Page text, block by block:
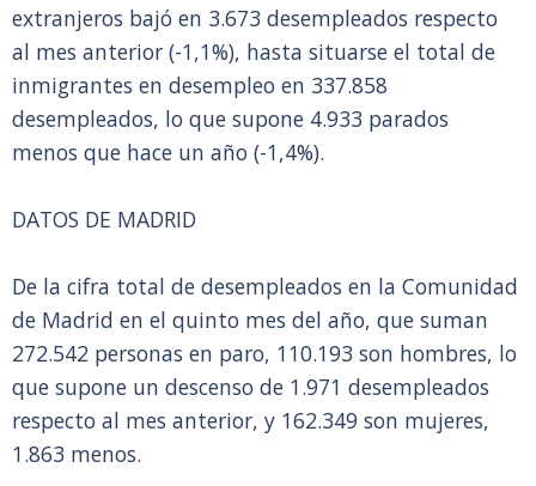
extranjeros bajó en 3.673 desempleados respecto
al mes anterior (-1,1%), hasta situarse el total de
inmigrantes en desempleo en 337.858
desempleados, lo que supone 4.933 parados
menos que hace un año (-1,4%).
DATOS DE MADRID
De la cifra total de desempleados en la Comunidad
de Madrid en el quinto mes del año, que suman
272.542 personas en paro, 110.193 son hombres, lo
que supone un descenso de 1.971 desempleados
respecto al mes anterior, y 162.349 son mujeres,
1.863 menos.